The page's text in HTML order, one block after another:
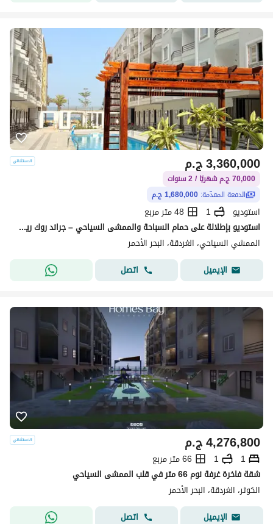
ج.م3,360,000
70,000 ج.م شهريًا / 2 سنوات
الدفعة المقدّمة: 1,680,000 ج.م
استوديو 1
48 متر مربع
استوديو بإطلالة على حمام السباحة والممشى السياحي – جراند روك ريزورت
الممشي السياحي، الغردقة، البحر الأحمر
الإيميل
اتصل
ج.م4,276,800
1
1
66 متر مربع
شقة فاخرة غرفة نوم 66 متر في قلب الممشى السياحي
الكوثر، الغردقة، البحر الأحمر
الإيميل
اتصل